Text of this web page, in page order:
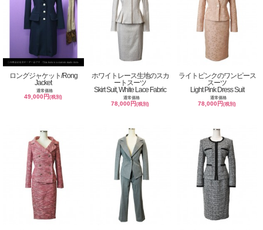
ロングジャケット/Rong
Jacket
通常価格
49,000円(税別)
ホワイトレース生地のスカ
ートスーツ
Skirt Suit, White Lace Fabric
通常価格
78,000円(税別)
ライトピンクのワンピース
スーツ
Light Pink Dress Suit
通常価格
78,000円(税別)